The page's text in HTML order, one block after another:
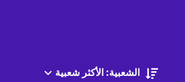
الشعبية: الأكثر شعبية